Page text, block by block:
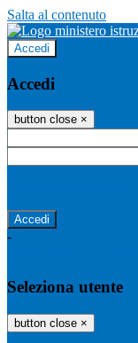
Salta al contenuto
Accedi
Accedi
button close ×
-
Seleziona utente
button close ×